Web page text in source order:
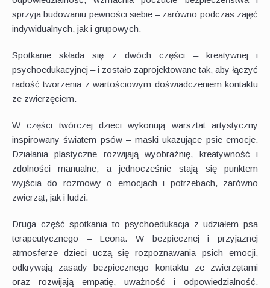
sprzyja budowaniu pewności siebie – zarówno podczas zajęć
indywidualnych, jak i grupowych.
Spotkanie składa się z dwóch części – kreatywnej i
psychoedukacyjnej – i zostało zaprojektowane tak, aby łączyć
radość tworzenia z wartościowym doświadczeniem kontaktu
ze zwierzęciem.
W części twórczej dzieci wykonują warsztat artystyczny
inspirowany światem psów – maski ukazujące psie emocje.
Działania plastyczne rozwijają wyobraźnię, kreatywność i
zdolności manualne, a jednocześnie stają się punktem
wyjścia do rozmowy o emocjach i potrzebach, zarówno
zwierząt, jak i ludzi.
Druga część spotkania to psychoedukacja z udziałem psa
terapeutycznego – Leona. W bezpiecznej i przyjaznej
atmosferze dzieci uczą się rozpoznawania psich emocji,
odkrywają zasady bezpiecznego kontaktu ze zwierzętami
oraz rozwijają empatię, uważność i odpowiedzialność.